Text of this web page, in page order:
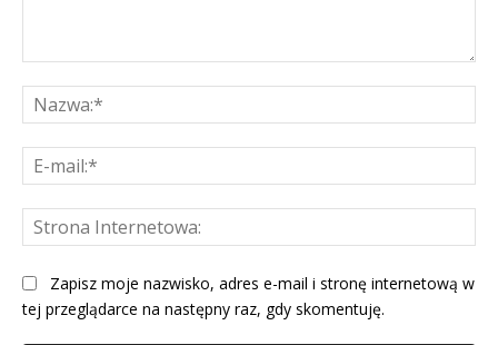
Zapisz moje nazwisko, adres e-mail i stronę internetową w
tej przeglądarce na następny raz, gdy skomentuję.